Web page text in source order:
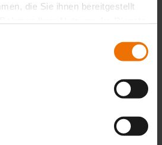
die Sie ihnen bereitgestellt
d’eau